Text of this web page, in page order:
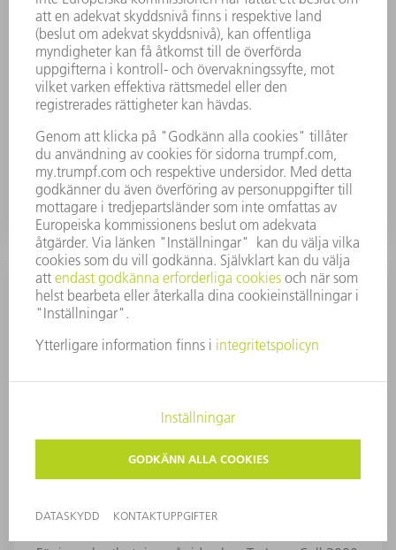
3000 kan du utnyttja alla alternativen hos ett unikt
och flexibelt arbetsområdeshanteringssystem. Hela
matrissystemet hjälper dig att uppnå reproducerbar
uppsättning av fixturer. Du kan bekvämt anpassa
arbetshöjden efter era behov och
bearbetningsuppgiften. Vid utrymmeskrävande
arbeten kan spännsystemet tas bort snabbt och
enkelt.